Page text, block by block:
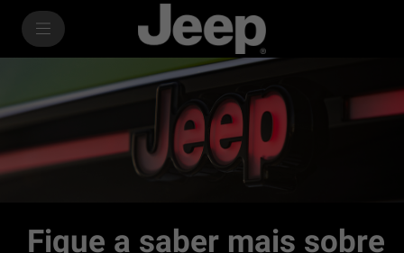
Fique a saber mais sobre